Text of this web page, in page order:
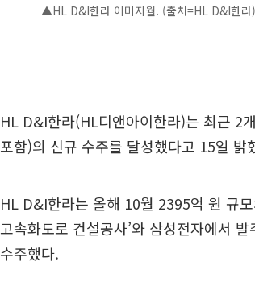
▲HL D&I한라 이미지월. (출처=HL D&I한라)
HL D&I한라(HL디앤아이한라)는 최근 2
포함)의 신규 수주를 달성했다고 15일 밝
HL D&I한라는 올해 10월 2395억 원 규
고속화도로 건설공사’와 삼성전자에서
수주했다.